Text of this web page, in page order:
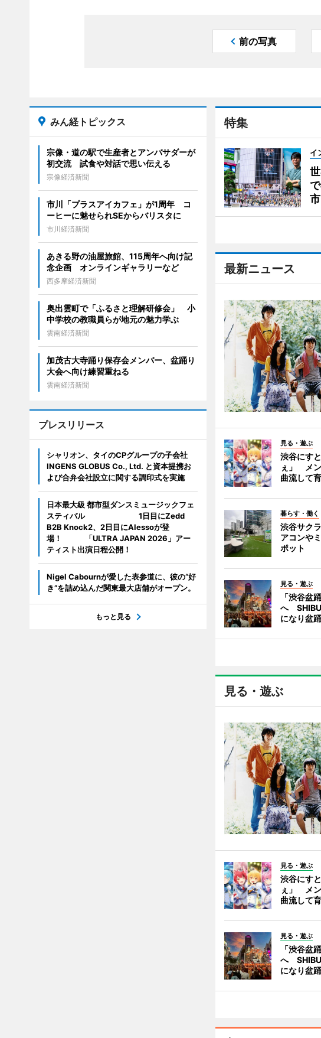
前の写真
特集
イ
最新ニュース
見る・遊ぶ
渋谷にす
ぇ」 メ
曲流して
暮らす・働く
渋谷サク
アコンや
ポット
見る・遊ぶ
「渋谷盆
へ
になり盆
見る・遊ぶ
見る・遊ぶ
渋谷にす
ぇ」 メ
曲流して
見る・遊ぶ
「渋谷盆
へ
になり盆
みん経トピックス
宗像・道の駅で生産者とアンバサダーが
初交流 試食や対話で思い伝える
宗像経済新聞
市川「プラスアイカフェ」が1周年 コ
ーヒーに魅せられSEからバリスタに
市川経済新聞
あきる野の油屋旅館、115周年へ向け記
念企画 オンラインギャラリーなど
西多摩経済新聞
奥出雲町で「ふるさと理解研修会」 小
中学校の教職員らが地元の魅力学ぶ
雲南経済新聞
加茂古大寺踊り保存会メンバー、盆踊り
大会へ向け練習重ねる
雲南経済新聞
プレスリリース
シャリオン、タイのCPグループの子会社
INGENS GLOBUS Co., Ltd. と資本提携お
よび合弁会社設立に関する調印式を実施
日本最大級 都市型ダンスミュージックフェ
スティバル 1日目にZedd
B2B Knock2、2日目にAlessoが登
場！ 「ULTRA JAPAN 2026」アー
ティスト出演日程公開！
Nigel Cabournが愛した表参道に、彼の“好
き”を詰め込んだ関東最大店舗がオープン。
もっと見る